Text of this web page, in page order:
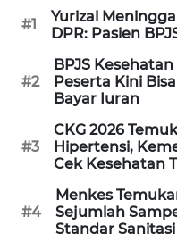
#1
Yurizal
DPR: Pasien
#2
BPJS
Peserta Kini
Bayar Iuran
#3
CKG 2026
Hipertensi,
Cek Kesehatan
#4
Menkes
Sejumlah
Standar
NEWS
SIDIKALANG
NEWS
SIBARAGAS
NEWS
METRO
SIANTAR
NEWS